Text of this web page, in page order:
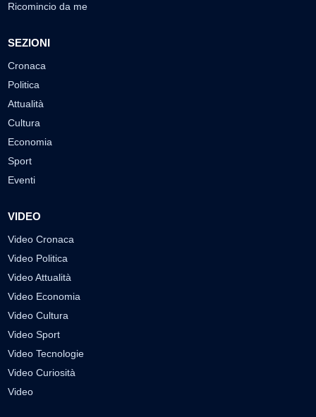
Ricomincio da me
SEZIONI
Cronaca
Politica
Attualità
Cultura
Economia
Sport
Eventi
VIDEO
Video Cronaca
Video Politica
Video Attualità
Video Economia
Video Cultura
Video Sport
Video Tecnologie
Video Curiosità
Video